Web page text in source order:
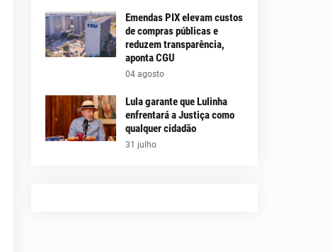
Emendas PIX elevam custos
de compras públicas e
reduzem transparência,
aponta CGU
04 agosto
Lula garante que Lulinha
enfrentará a Justiça como
qualquer cidadão
31 julho